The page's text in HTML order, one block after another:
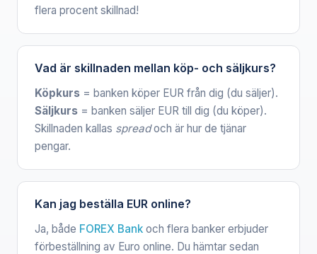
flera procent skillnad!
Vad är skillnaden mellan köp- och säljkurs?
Köpkurs = banken köper EUR från dig (du säljer).
Säljkurs = banken säljer EUR till dig (du köper).
Skillnaden kallas spreadoch är hur de tjänar
pengar.
Kan jag beställa EUR online?
Ja, både FOREX Bank och flera banker erbjuder
förbeställning av Euro online. Du hämtar sedan